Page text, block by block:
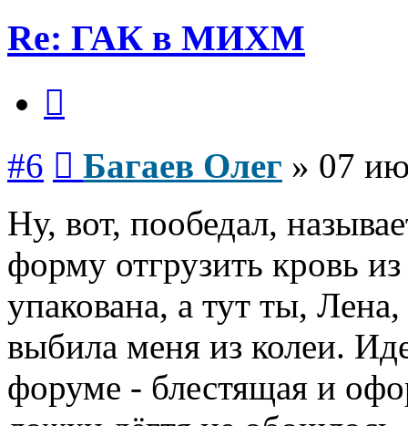
Re: ГАК в МИХМ
#6 Багаев Олег » 07
Ну, вот, пообедал,
форму отгрузить кровь
упакована, а тут ты,
выбила меня из колеи.
форуме - блестящая и